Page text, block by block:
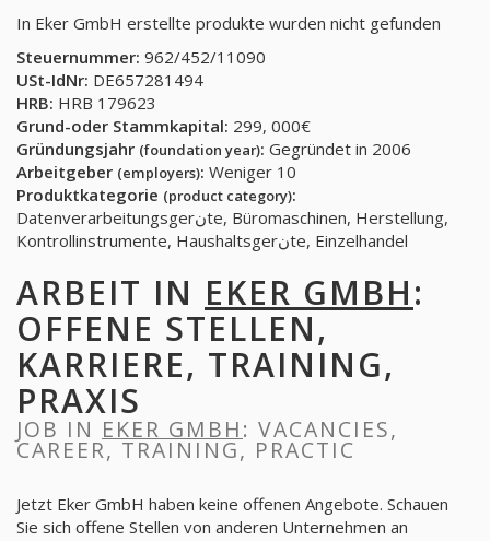
In Eker GmbH erstellte produkte wurden nicht gefunden
Steuernummer: 962/452/11090
USt-IdNr: DE657281494
HRB: HRB 179623
Grund-oder Stammkapital: 299, 000€
Gründungsjahr (foundation year): Gegründet in 2006
Arbeitgeber (employers): Weniger 10
Produktkategorie (product category):
Datenverarbeitungsgerنte, Büromaschinen, Herstellung,
Kontrollinstrumente, Haushaltsgerنte, Einzelhandel
ARBEIT IN EKER GMBH:
OFFENE STELLEN,
KARRIERE, TRAINING,
PRAXIS
JOB IN EKER GMBH: VACANCIES,
CAREER, TRAINING, PRACTIC
Jetzt Eker GmbH haben keine offenen Angebote. Schauen
Sie sich offene Stellen von anderen Unternehmen an